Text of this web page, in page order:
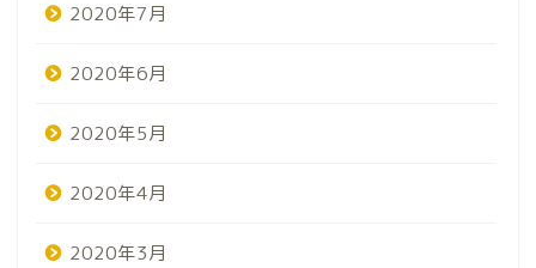
2020年7月
2020年6月
2020年5月
2020年4月
2020年3月